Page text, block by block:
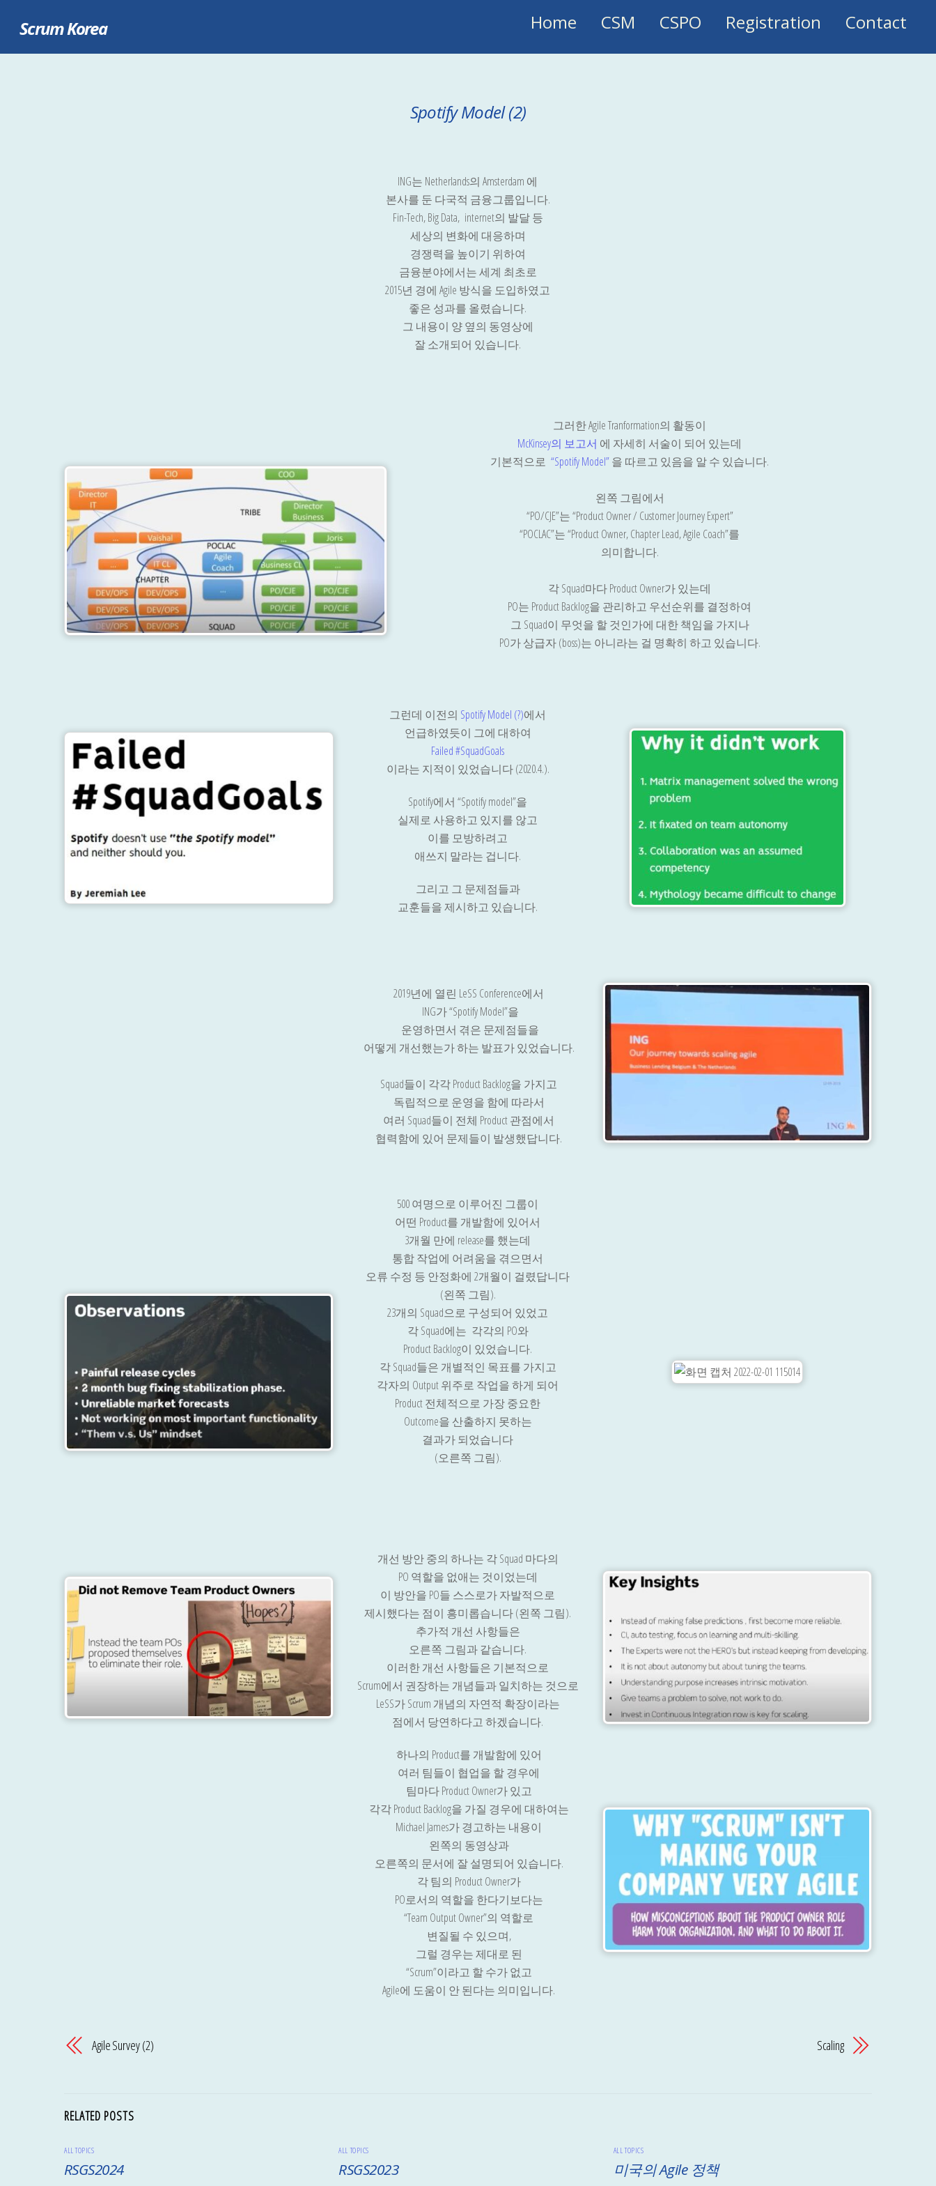
Scrum Korea Home CSM CSPO Registration Contact
Spotify Model (2)
ING는 Netherlands의 Amsterdam 에
본사를 둔 다국적 금융그룹입니다.
Fin-Tech, Big Data, internet의 발달 등
세상의 변화에 대응하며
경쟁력을 높이기 위하여
금융분야에서는 세계 최초로
2015년 경에 Agile 방식을 도입하였고
좋은 성과를 올렸습니다.
그 내용이 양 옆의 동영상에
잘 소개되어 있습니다.
그러한 Agile Tranformation의 활동이
McKinsey의 보고서 에 자세히 서술이 되어 있는데
기본적으로 “Spotify Model”을 따르고 있음을 알 수 있습니다.
왼쪽 그림에서
“PO/CJE”는 “Product Owner / Customer Journey Expert”
“POCLAC”는 “Product Owner, Chapter Lead, Agile Coach”를
의미합니다.
각 Squad마다 Product Owner가 있는데
PO는 Product Backlog을 관리하고 우선순위를 결정하여
그 Squad이 무엇을 할 것인가에 대한 책임을 가지나
PO가 상급자 (boss)는 아니라는 걸 명확히 하고 있습니다.
그런데 이전의 Spotify Model (?)에서
언급하였듯이 그에 대하여
Failed #SquadGoals
이라는 지적이 있었습니다 (2020.4.).
Spotify에서 “Spotify model”을
실제로 사용하고 있지를 않고
이를 모방하려고
애쓰지 말라는 겁니다.
그리고 그 문제점들과
교훈들을 제시하고 있습니다.
2019년에 열린 LeSS Conference에서
ING가 “Spotify Model”을
운영하면서 겪은 문제점들을
어떻게 개선했는가 하는 발표가 있었습니다.
Squad들이 각각 Product Backlog을 가지고
독립적으로 운영을 함에 따라서
여러 Squad들이 전체 Product 관점에서
협력함에 있어 문제들이 발생했답니다.
500 여명으로 이루어진 그룹이
어떤 Product를 개발함에 있어서
3개월 만에 release를 했는데
통합 작업에 어려움을 겪으면서
오류 수정 등 안정화에 2개월이 걸렸답니다
(왼쪽 그림).
23개의 Squad으로 구성되어 있었고
각 Squad에는 각각의 PO와
Product Backlog이 있었습니다.
각 Squad들은 개별적인 목표를 가지고
각자의 Output 위주로 작업을 하게 되어
Product 전체적으로 가장 중요한
Outcome을 산출하지 못하는
결과가 되었습니다
(오른쪽 그림).
개선 방안 중의 하나는 각 Squad 마다의
PO 역할을 없애는 것이었는데
이 방안을 PO들 스스로가 자발적으로
제시했다는 점이 흥미롭습니다 (왼쪽 그림).
추가적 개선 사항들은
오른쪽 그림과 같습니다.
이러한 개선 사항들은 기본적으로
Scrum에서 권장하는 개념들과 일치하는 것으로
LeSS가 Scrum 개념의 자연적 확장이라는
점에서 당연하다고 하겠습니다.
하나의 Product를 개발함에 있어
여러 팀들이 협업을 할 경우에
팀마다 Product Owner가 있고
각각 Product Backlog을 가질 경우에 대하여는
Michael James가 경고하는 내용이
왼쪽의 동영상과
오른쪽의 문서에 잘 설명되어 있습니다.
각 팀의 Product Owner가
PO로서의 역할을 한다기보다는
“Team Output Owner”의 역할로
변질될 수 있으며,
그럴 경우는 제대로 된
“Scrum”이라고 할 수가 없고
Agile에 도움이 안 된다는 의미입니다.
Agile Survey (2) Scaling
RELATED POSTS
ALL TOPICS
RSGS2024
ALL TOPICS
RSGS2023
ALL TOPICS
미국의 Agile 정책